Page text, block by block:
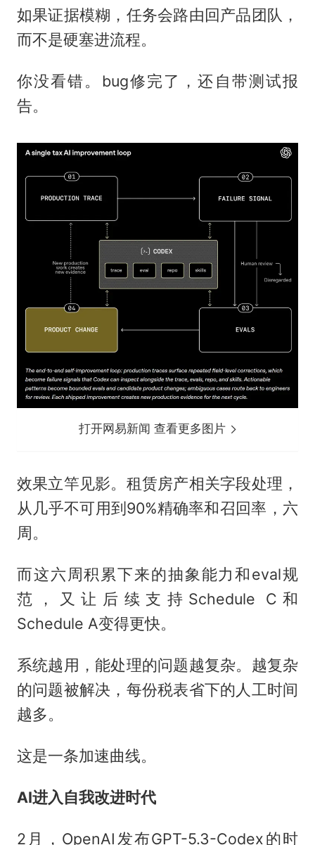
如果证据模糊，任务会路由回产品团队，
而不是硬塞进流程。
你没看错。bug修完了，还自带测试报
告。
打开网易新闻 查看更多图片
效果立竿见影。租赁房产相关字段处理，
从几乎不可用到90%精确率和召回率，六
周。
而这六周积累下来的抽象能力和eval规
范，又让后续支持Schedule C和
Schedule A变得更快。
系统越用，能处理的问题越复杂。越复杂
的问题被解决，每份税表省下的人工时间
越多。
这是一条加速曲线。
AI进入自我改进时代
2月，OpenAI发布GPT-5.3-Codex的时